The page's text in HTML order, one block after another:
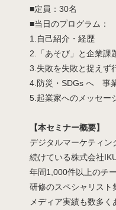
■定員：30名
■当日のプログラム：
1.自己紹介・経歴
2.「あそび」と企業課
3.失敗を失敗と捉えず
4.防災・SDGs へ 事
5.起業家へのメッセー
【本セミナー概要】
デジタルマーケティン
続けている株式会社
年間1,000件以上のチ
研修のスペシャリスト
メディア実績も数多く